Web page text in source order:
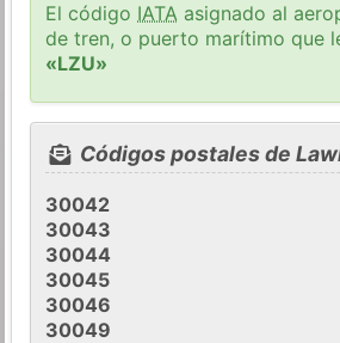
El código IATA asignado al
de tren, o puerto marítimo que
«LZU»
Códigos postales de
30042
30043
30044
30045
30046
30049